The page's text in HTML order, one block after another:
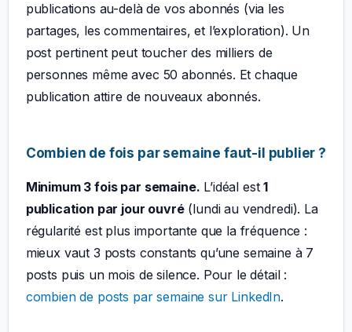
publications au-delà de vos abonnés (via les
partages, les commentaires, et l’exploration). Un
post pertinent peut toucher des milliers de
personnes même avec 50 abonnés. Et chaque
publication attire de nouveaux abonnés.
Combien de fois par semaine faut-il publier ?
Minimum 3 fois par semaine. L’idéal est1
publication par jour ouvré(lundi au vendredi). La
régularité est plus importante que la fréquence :
mieux vaut 3 posts constants qu’une semaine à 7
posts puis un mois de silence. Pour le détail :
combien de posts par semaine sur LinkedIn.